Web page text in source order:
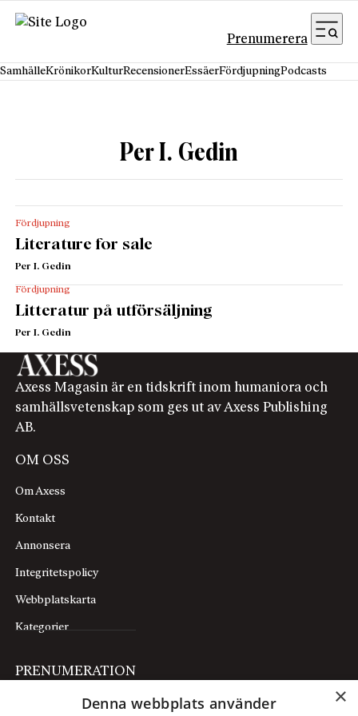
Hoppa till innehåll
Prenumerera
SamhälleKrönikorKulturRecensionerEssäerFördjupningPodcasts
Per I. Gedin
Fördjupning
Literature for sale
Per I. Gedin
Fördjupning
Litteratur på utförsäljning
Per I. Gedin
Axess Magasin är en tidskrift inom humaniora och
samhällsvetenskap som ges ut av Axess Publishing
AB.
OM OSS
Om Axess
Kontakt
Annonsera
Integritetspolicy
Webbplatskarta
Kategorier
PRENUMERATION
×
Denna webbplats använder